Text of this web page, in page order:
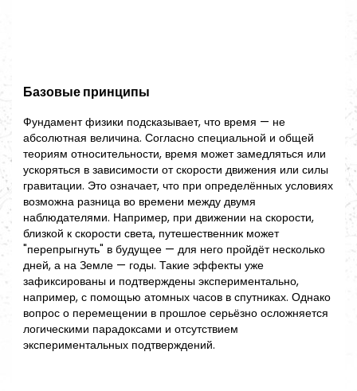
Базовые принципы
Фундамент физики подсказывает, что время — не
абсолютная величина. Согласно специальной и общей
теориям относительности, время может замедляться или
ускоряться в зависимости от скорости движения или силы
гравитации. Это означает, что при определённых условиях
возможна разница во времени между двумя
наблюдателями. Например, при движении на скорости,
близкой к скорости света, путешественник может
"перепрыгнуть" в будущее — для него пройдёт несколько
дней, а на Земле — годы. Такие эффекты уже
зафиксированы и подтверждены экспериментально,
например, с помощью атомных часов в спутниках. Однако
вопрос о перемещении в прошлое серьёзно осложняется
логическими парадоксами и отсутствием
экспериментальных подтверждений.